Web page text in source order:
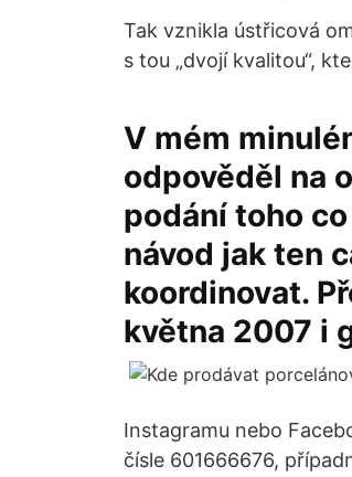
Tak vznikla ústřicová
s tou „dvojí kvalitou“,
V mém
odpověděl na
podání toho
návod jak ten
koordinovat.
května 2007 i
Instagramu nebo
čísle 601666676,